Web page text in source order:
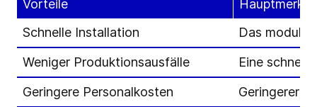
Vorteile
Schnelle Installation
Das
Weniger Produktionsausfälle
Eine
Geringere Personalkosten
Geringerer